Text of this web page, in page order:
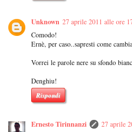
Unknown 27 aprile 2011 alle ore
Comodo!
Ernè, per caso..sapresti come
Vorrei le parole nere su sfondo
Denghiu!
Rispondi
Ernesto Tirinnanzi
27 aprile